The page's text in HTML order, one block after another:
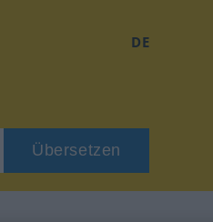
DE
Übersetzen